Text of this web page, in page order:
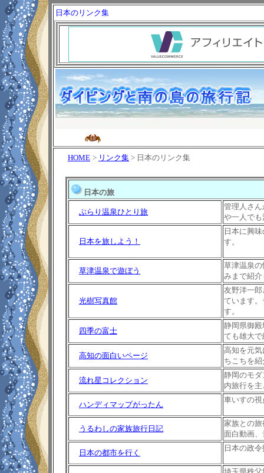
日本のリンク集
HOME > リンク集 > 日本のリンク集
日本の旅
ぶらり温泉ひとり旅
管理人さ
や一人で
日本を旅しよう！
日本に興
す。
草津温泉で遊ぼう
草津温泉
みまで紹
光樹写真館
友野洋一
ています
す。
四季の富士
静岡県御
ても雄大
高知の面白いページ
高知を元
ちこちを
流れ星コレクション
静岡のモ
内旅行を
ハンディマップがったん
車いすの
うるわしの家族旅行日記
家族との
面白動画
日本の都市を行く
日本の政